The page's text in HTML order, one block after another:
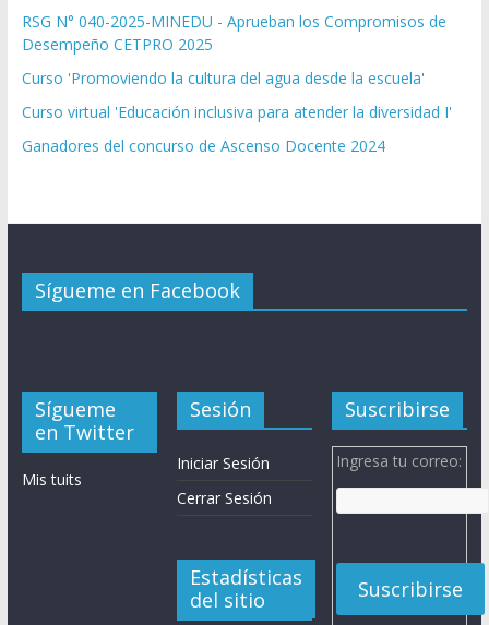
RSG N° 040-2025-MINEDU - Aprueban los Compromisos de
Desempeño CETPRO 2025
Curso 'Promoviendo la cultura del agua desde la escuela'
Curso virtual 'Educación inclusiva para atender la diversidad I'
Ganadores del concurso de Ascenso Docente 2024
Sígueme en Facebook
Sígueme
en Twitter
Mis tuits
Sesión
Iniciar Sesión
Cerrar Sesión
Estadísticas
del sitio
Suscribirse
Ingresa tu correo: